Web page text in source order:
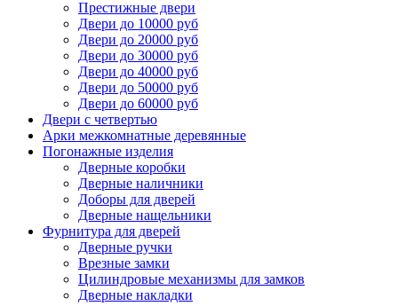
Престижные двери
Двери до 10000 руб
Двери до 20000 руб
Двери до 30000 руб
Двери до 40000 руб
Двери до 50000 руб
Двери до 60000 руб
Двери с четвертью
Арки межкомнатные деревянные
Погонажные изделия
Дверные коробки
Дверные наличники
Доборы для дверей
Дверные нащельники
Фурнитура для дверей
Дверные ручки
Врезные замки
Цилиндровые механизмы для замков
Дверные накладки